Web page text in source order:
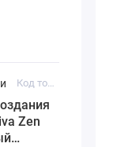
Код товара: 115810101
Zen